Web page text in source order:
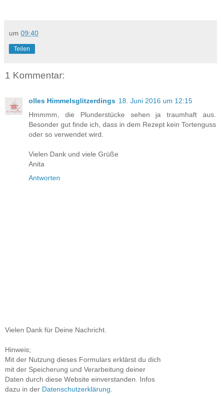
um 09:40
Teilen
1 Kommentar:
olles Himmelsglitzerdings 18. Juni 2016 um 12:15
Hmmmm, die Plunderstücke sehen ja traumhaft aus.
Besonder gut finde ich, dass in dem Rezept kein Tortenguss
oder so verwendet wird.
Vielen Dank und viele Grüße
Anita
Antworten
Vielen Dank für Deine Nachricht.
Hinweis;
Mit der Nutzung dieses Formulars erklärst du dich
mit der Speicherung und Verarbeitung deiner
Daten durch diese Website einverstanden. Infos
dazu in der Datenschutzerklärung